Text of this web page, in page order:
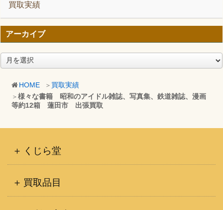
HOME
買取実績
様々な書籍 昭和のアイドル雑誌、写真集、鉄道雑誌、漫画
等約12箱 蓮田市 出張買取
買取実績
アーカイブ
ア
ー
くじら堂
買取品目